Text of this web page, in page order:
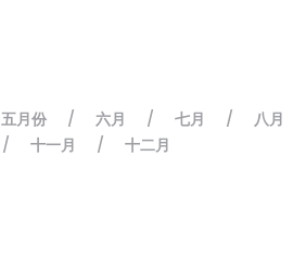
五月份 / 六月 / 七月 / 八月
/ 十一月 / 十二月